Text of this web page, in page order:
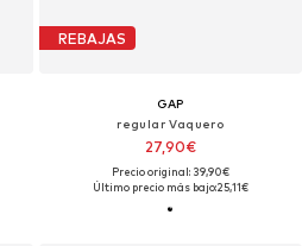
REBAJAS
GAP
regular Vaquero
27,90€
Precio original: 39,90€
Último precio más bajo:25,11€